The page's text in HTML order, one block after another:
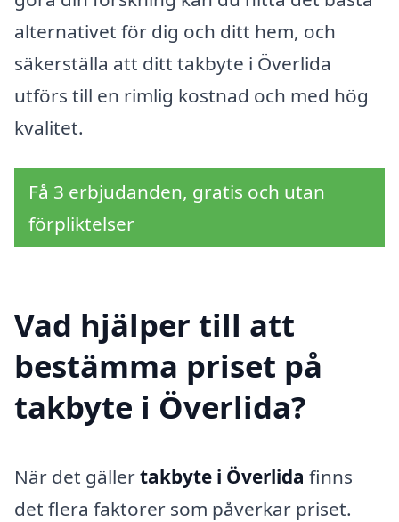
alternativet för dig och ditt hem, och
säkerställa att ditt takbyte i Överlida
utförs till en rimlig kostnad och med hög
kvalitet.
Få 3 erbjudanden, gratis och utan
förpliktelser
Vad hjälper till att
bestämma priset på
takbyte i Överlida?
När det gällertakbyte i Överlida finns
det flera faktorer som påverkar priset.